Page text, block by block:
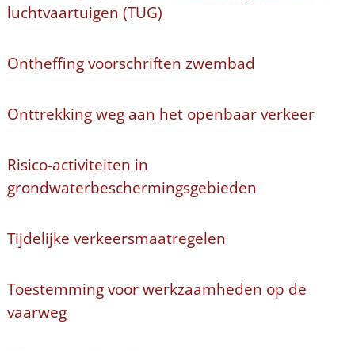
luchtvaartuigen (TUG)
Ontheffing voorschriften zwembad
Onttrekking weg aan het openbaar verkeer
Risico-activiteiten in
grondwaterbeschermingsgebieden
Tijdelijke verkeersmaatregelen
Toestemming voor werkzaamheden op de
vaarweg